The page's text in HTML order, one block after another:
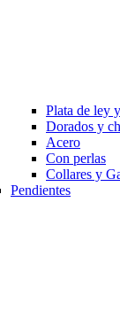
Plata de ley
Dorados y
Acero
Con perlas
Collares y
Pendientes